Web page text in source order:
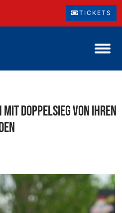
TICKETS
Doppelsieg von ihren